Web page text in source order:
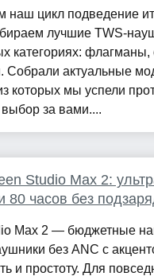
наш цикл подведение
лучшие TWS-
категориях: флагманы,
Собрали актуальные
которых мы успели
за вами....
Studio Max 2:
80 часов без
Max 2 — бюджетные
без ANC с
и простоту. Для